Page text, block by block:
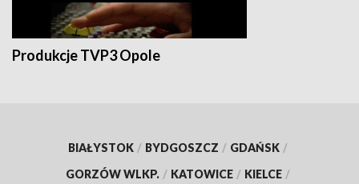
Produkcje TVP3 Opole
BIAŁYSTOK / BYDGOSZCZ / GDAŃSK /
GORZÓW WLKP. / KATOWICE / KIELCE /